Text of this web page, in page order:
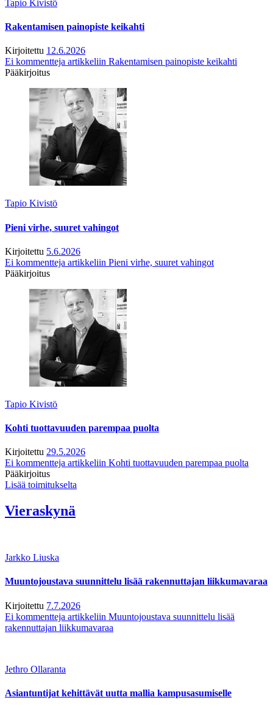
Tapio Kivistö
Rakentamisen painopiste keikahti
Kirjoitettu 12.6.2026
Ei kommentteja artikkeliin Rakentamisen painopiste keikahti
Pääkirjoitus
Tapio Kivistö
Pieni virhe, suuret vahingot
Kirjoitettu 5.6.2026
Ei kommentteja artikkeliin Pieni virhe, suuret vahingot
Pääkirjoitus
Tapio Kivistö
Kohti tuottavuuden parempaa puolta
Kirjoitettu 29.5.2026
Ei kommentteja artikkeliin Kohti tuottavuuden parempaa puolta
Pääkirjoitus
Lisää toimitukselta
Vieraskynä
Jarkko Liuska
Muuntojoustava suunnittelu lisää rakennuttajan liikkumavaraa
Kirjoitettu 7.7.2026
Ei kommentteja artikkeliin Muuntojoustava suunnittelu lisää
rakennuttajan liikkumavaraa
Jethro Ollaranta
Asiantuntijat kehittävät uutta mallia kampusasumiselle